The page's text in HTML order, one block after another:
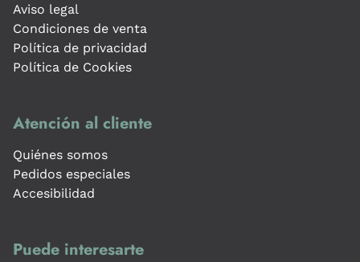
Aviso legal
Condiciones de venta
Política de privacidad
Política de Cookies
Atención al cliente
Quiénes somos
Pedidos especiales
Accesibilidad
Puede interesarte